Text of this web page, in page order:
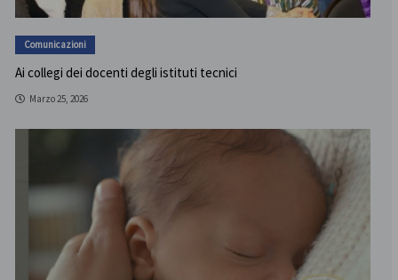
Comunicazioni
Ai collegi dei docenti degli istituti tecnici
Marzo 25, 2026